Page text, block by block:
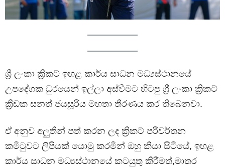
ශ්‍රී ලංකා ක්‍රිකට් ඉහළ කාර්ය සාධන මධ්‍යස්ථානයේ
උපදේශක ධුරයෙන් ඉල්ලා අස්වීමට හිටපු ශ්‍රී ලංකා ක්‍රිකට්
ක්‍රීඩක සනත් ජයසූරිය මහතා තීරණය කර තිබෙනවා.
ඒ අනුව අලුතින් පත් කරන ලද ක්‍රිකට් පරිවර්තන
කමිටුවට ලිපියක් යොමු කරමින් ඔහු කියා සිටියේ, ඉහළ
කාර්ය සාධන මධ්‍යස්ථානයේ කටයුතු කිරීමත්,මාතර